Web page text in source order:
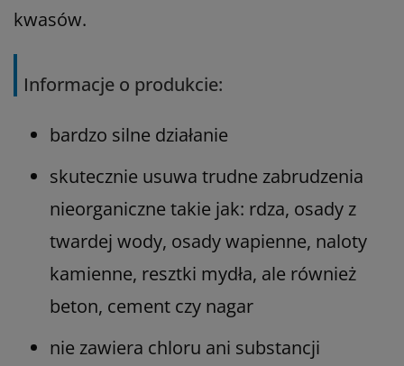
kwasów.
Informacje o produkcie:
bardzo silne działanie
skutecznie usuwa trudne zabrudzenia
nieorganiczne takie jak: rdza, osady z
twardej wody, osady wapienne, naloty
kamienne, resztki mydła, ale również
beton, cement czy nagar
nie zawiera chloru ani substancji